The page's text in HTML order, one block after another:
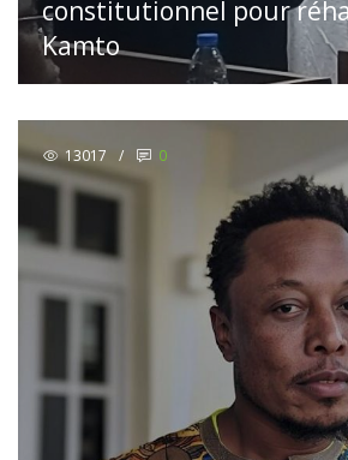
constitutionnel pour
Kamto
13017 / 0